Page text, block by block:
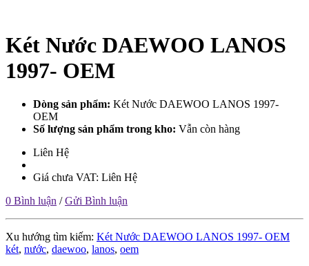
Két Nước DAEWOO LANOS
1997- OEM
Dòng sản phẩm: Két Nước DAEWOO LANOS 1997-
OEM
Số lượng sản phẩm trong kho: Vẫn còn hàng
Liên Hệ
Giá chưa VAT: Liên Hệ
0 Bình luận /Gửi Bình luận
Xu hướng tìm kiếm: Két Nước DAEWOO LANOS 1997- OEM
két, nước, daewoo, lanos, oem